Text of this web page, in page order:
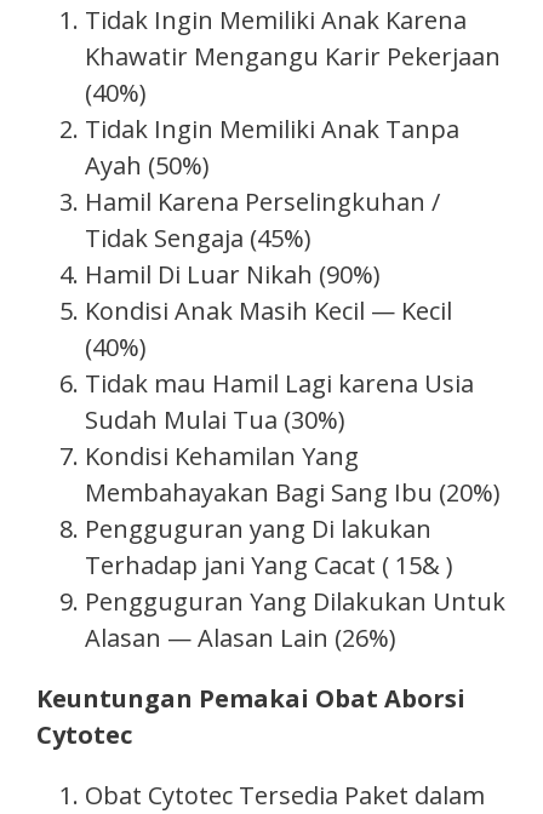
Tidak Ingin Memiliki Anak Karena
Khawatir Mengangu Karir Pekerjaan
(40%)
Tidak Ingin Memiliki Anak Tanpa
Ayah (50%)
Hamil Karena Perselingkuhan /
Tidak Sengaja (45%)
Hamil Di Luar Nikah (90%)
Kondisi Anak Masih Kecil — Kecil
(40%)
Tidak mau Hamil Lagi karena Usia
Sudah Mulai Tua (30%)
Kondisi Kehamilan Yang
Membahayakan Bagi Sang Ibu (20%)
Pengguguran yang Di lakukan
Terhadap jani Yang Cacat ( 15& )
Pengguguran Yang Dilakukan Untuk
Alasan — Alasan Lain (26%)
Keuntungan Pemakai Obat Aborsi
Cytotec
Obat Cytotec Tersedia Paket dalam